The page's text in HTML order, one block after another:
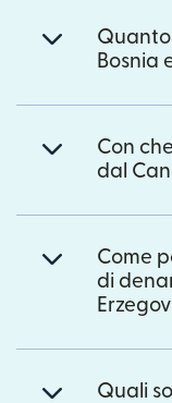
Bosnia
Con
dal
Come
di
Quali